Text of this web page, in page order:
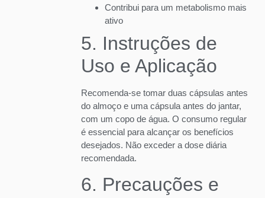
Contribui para um metabolismo mais
ativo
5. Instruções de
Uso e Aplicação
Recomenda-se tomar duas cápsulas antes
do almoço e uma cápsula antes do jantar,
com um copo de água. O consumo regular
é essencial para alcançar os benefícios
desejados. Não exceder a dose diária
recomendada.
6. Precauções e